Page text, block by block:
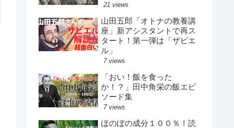
21 views
山田五郎「オトナの教養講
座」新アシスタントで再ス
タート！第一弾は「ザビエ
ル」
7 views
「おい！飯を食った
か！？」田中角栄の飯エピ
ソード集
7 views
ほのぼの成分１００％！読